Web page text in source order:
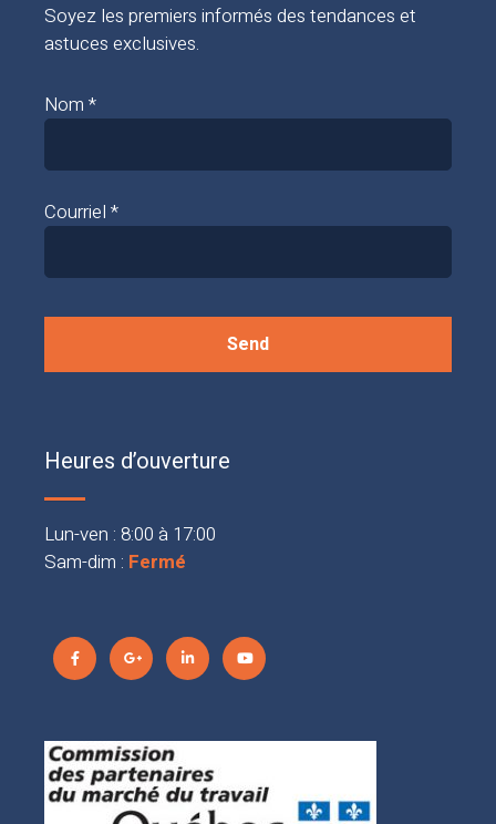
Soyez les premiers informés des tendances et
astuces exclusives.
Nom *
Courriel *
Heures d’ouverture
Lun-ven : 8:00 à 17:00
Sam-dim : Fermé